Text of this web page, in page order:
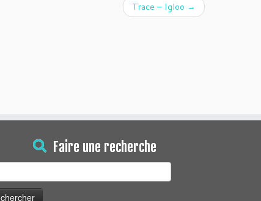
Trace – Igloo →
Faire une recherche